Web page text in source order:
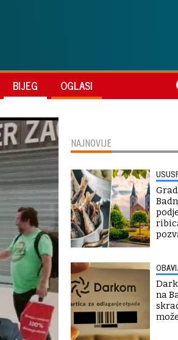
BIJEG OGLASI
NAJNOVIJE
na